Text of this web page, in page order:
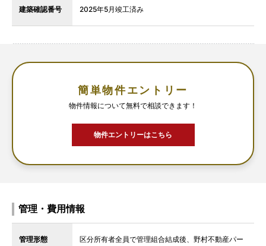
建築確認番号 2025年5月竣工済み
簡単物件エントリー
物件情報について無料で相談できます！
物件エントリーはこちら
管理・費用情報
管理形態
区分所有者全員で管理組合結成後、野村不動産パー